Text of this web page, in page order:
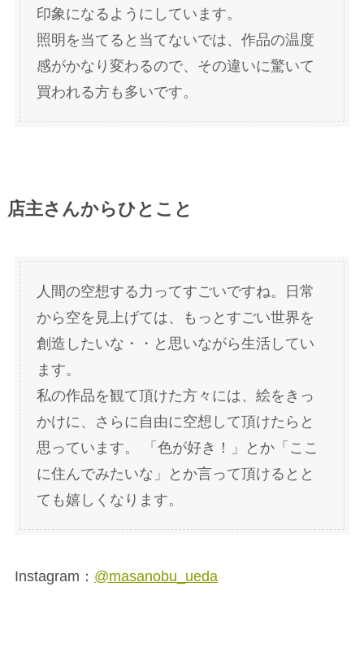
印象になるようにしています。
照明を当てると当てないでは、作品の温度
感がかなり変わるので、その違いに驚いて
買われる方も多いです。
店主さんからひとこと
人間の空想する力ってすごいですね。日常
から空を見上げては、もっとすごい世界を
創造したいな・・と思いながら生活してい
ます。
私の作品を観て頂けた方々には、絵をきっ
かけに、さらに自由に空想して頂けたらと
思っています。 「色が好き！」とか「ここ
に住んでみたいな」とか言って頂けるとと
ても嬉しくなります。
Instagram： @masanobu_ueda